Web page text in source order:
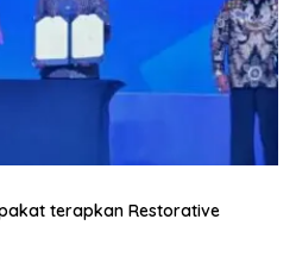
terapkan Restorative